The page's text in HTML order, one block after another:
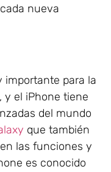
nueva
importante para la
y el iPhone tiene
del mundo
que también
las funciones y
es conocido